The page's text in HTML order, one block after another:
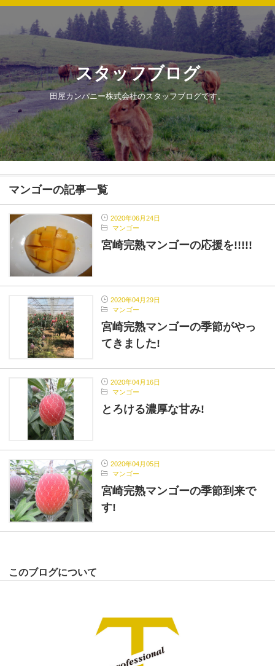
スタッフブログ
田屋カンパニー株式会社のスタッフブログです。
マンゴーの記事一覧
2020年06月24日
マンゴー
宮崎完熟マンゴーの応援を!!!!!
2020年04月29日
マンゴー
宮崎完熟マンゴーの季節がやっ
てきました!
2020年04月16日
マンゴー
とろける濃厚な甘み!
2020年04月05日
マンゴー
宮崎完熟マンゴーの季節到来で
す!
このブログについて